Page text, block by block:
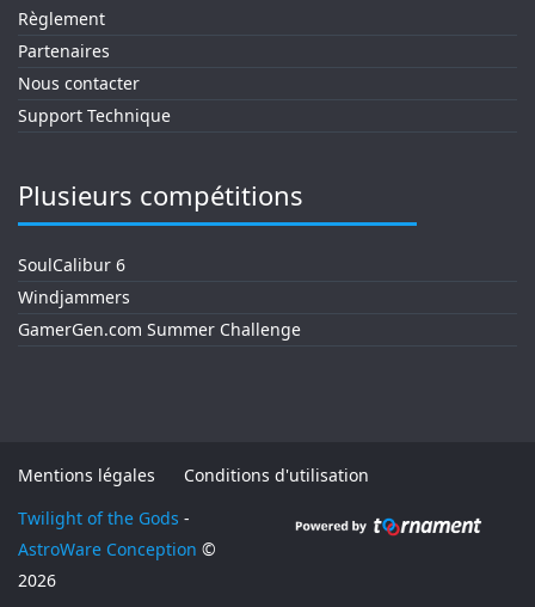
Règlement
Partenaires
Nous contacter
Support Technique
Plusieurs compétitions
SoulCalibur 6
Windjammers
GamerGen.com Summer Challenge
Mentions légales
Conditions d'utilisation
Twilight of the Gods -
AstroWare Conception ©
2026